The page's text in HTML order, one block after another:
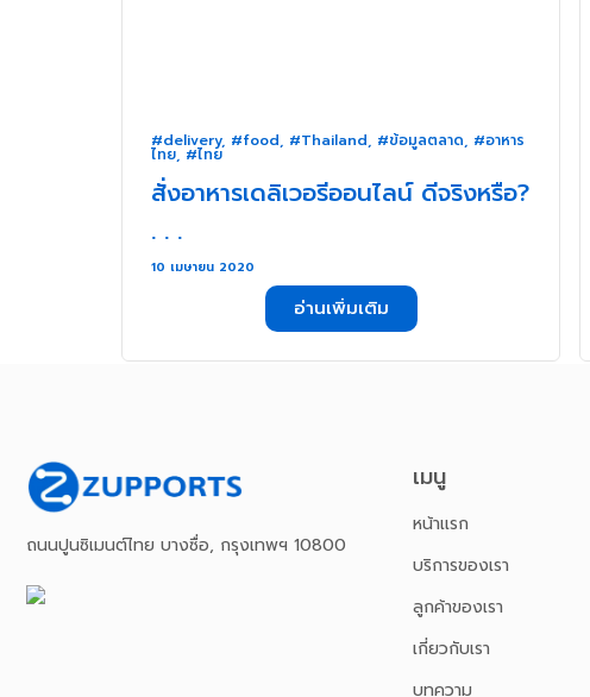
#delivery, #food, #Thailand, #ข้อมูลตลาด, #อาหาร
ไทย, #ไทย
สั่งอาหารเดลิเวอรีออนไลน์ ดีจริงหรือ?
. . .
10 เมษายน 2020
อ่านเพิ่มเติม
ถนนปูนซิเมนต์ไทย บางซื่อ, กรุงเทพฯ 10800
เมนู
หน้าเเรก
บริการของเรา
ลูกค้าของเรา
เกี่ยวกับเรา
บทความ